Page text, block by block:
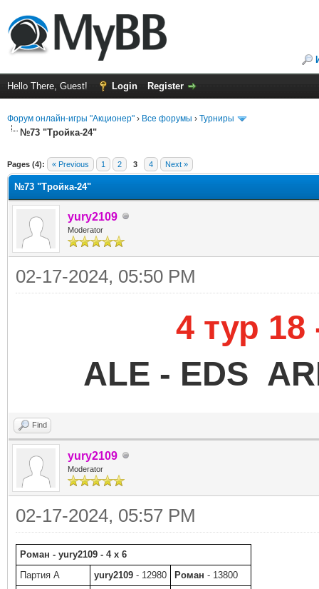
Hello There, Guest! Login Register
Форум онлайн-игры "Акционер" › Все форумы › Турниры
№73 "Тройка-24"
Pages (4): « Previous 1 2 3 4 Next »
№73 "Тройка-24"
yury2109
Moderator
02-17-2024, 05:50 PM
4 тур
ALE - EDS
Find
yury2109
Moderator
02-17-2024, 05:57 PM
Роман - yury2109 - 4 x 6
Партия A
yury2109 - 12980 Роман - 13800